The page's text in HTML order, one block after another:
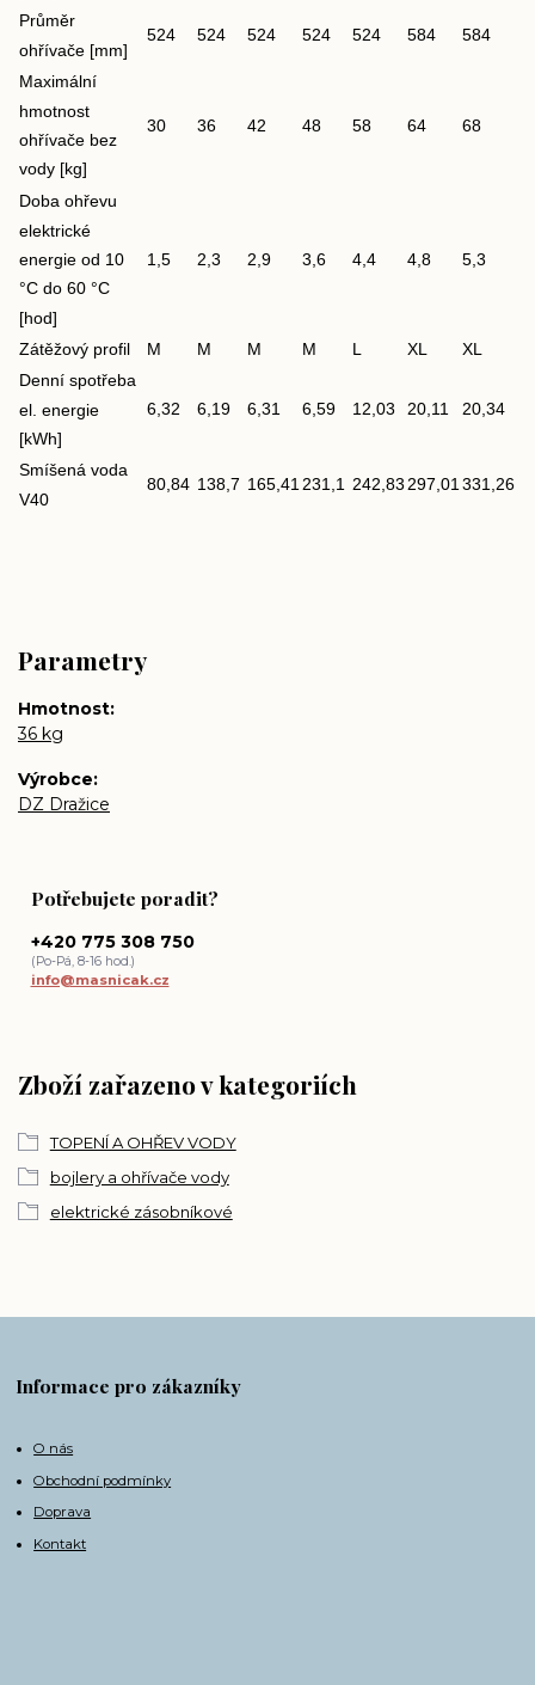
Průměr
ohřívače [mm]
524 524 524 524 524 584 584
Maximální
hmotnost
ohřívače bez
vody [kg]
30 36 42 48 58 64 68
Doba ohřevu
elektrické
energie od 10
°C do 60 °C
[hod]
1,5 2,3 2,9 3,6 4,4 4,8 5,3
Zátěžový profil M M M M L XL
XL
Denní spotřeba
el. energie
[kWh]
6,32 6,19 6,31 6,59 12,03 20,11 20,34
Smíšená voda
V40
80,84 138,7 165,41231,1 242,83297,01331,26
Parametry
Hmotnost
36 kg
Výrobce
DZ Dražice
Zboží zařazeno v kategoriích
TOPENÍ A OHŘEV VODY
bojlery a ohřívače vody
elektrické zásobníkové
Potřebujete poradit?
+420 775 308 750
(Po-Pá, 8-16 hod.)
info@masnicak.cz
Informace pro zákazníky
O nás
Obchodní podmínky
Doprava
Kontakt